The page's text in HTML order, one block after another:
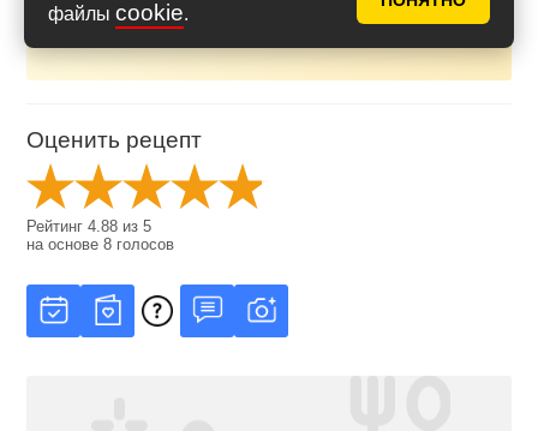
файлы cookie.
Оценить рецепт
Рейтинг4.88 из5
на основе8 голосов